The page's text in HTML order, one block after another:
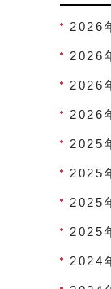
2026
2026
2026
2026
2025
2025
2025
2025
2024